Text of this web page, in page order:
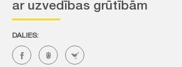
ar uzvedības grūtībām
DALIES: